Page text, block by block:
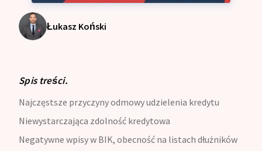
Łukasz Koński
Spis treści.
Najczęstsze przyczyny odmowy udzielenia kredytu
Niewystarczająca zdolność kredytowa
Negatywne wpisy w BIK, obecność na listach dłużników